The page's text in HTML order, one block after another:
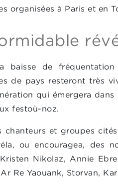
organisées à Paris et en
baisse de
de pays resteront très
qui émergera
festoù-noz.
chanteurs et groupes
ou encouragea, des
Nikolaz, Annie
Re Yaouank, Storvan,